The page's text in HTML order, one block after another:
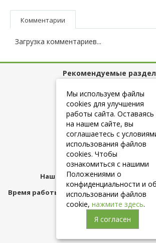
Комментарии
Загрузка комментариев...
Рекомендуемые
Полезные ссылки
+7 (925) 084-10-60
Наш адрес:Москва,ул.Плещеева
Время работы магазина:с 10:00 до 21:00
консультация)
Мы используем файлы
cookies для улучшения
работы сайта. Оставаясь
на нашем сайте, вы
соглашаетесь с
использования файлов
cookies. Чтобы
ознакомиться с нашими
Положениями о
конфиденциальности и об
использовании файлов
cookie, нажмите здесь.
Я согласен